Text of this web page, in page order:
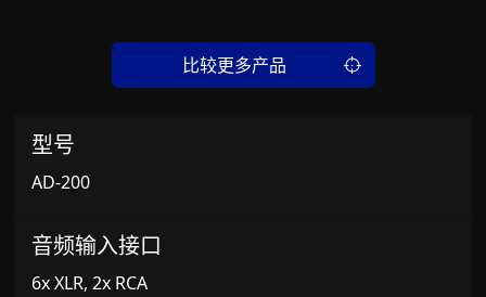
比较更多产品
型号
AD-200
音频输入接口
6x XLR, 2x RCA